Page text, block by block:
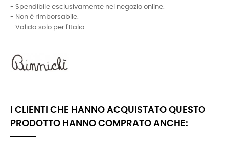
- Spendibile esclusivamente nel negozio online.
- Non è rimborsabile.
- Valida solo per l'Italia.
I CLIENTI CHE HANNO ACQUISTATO QUESTO
PRODOTTO HANNO COMPRATO ANCHE: